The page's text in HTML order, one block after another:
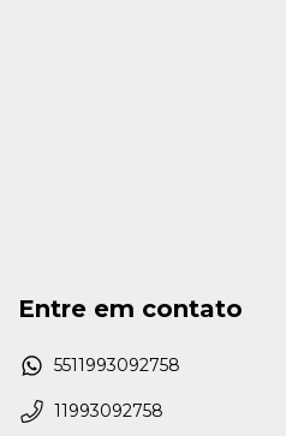
Entre em contato
5511993092758
11993092758